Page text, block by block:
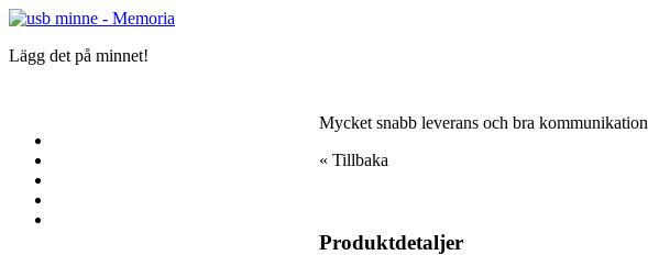
Lägg det på minnet!
Mycket snabb leverans och bra kommunikation
« Tillbaka
Produktdetaljer